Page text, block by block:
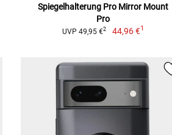
Spiegelhalterung Pro Mirror Mount
Pro
UVP 49,95 €2 44,96 €1